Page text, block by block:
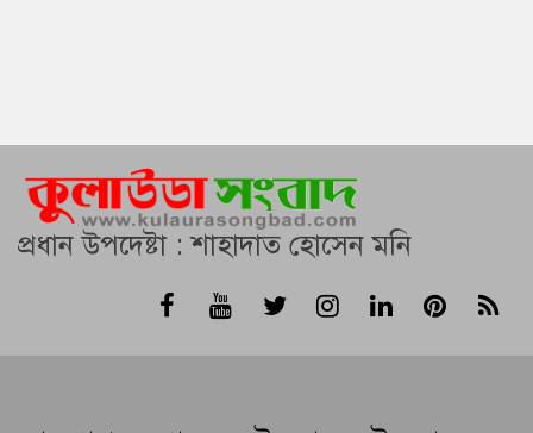
প্রধান উপদেষ্টা : শাহাদাত হোসেন মনি